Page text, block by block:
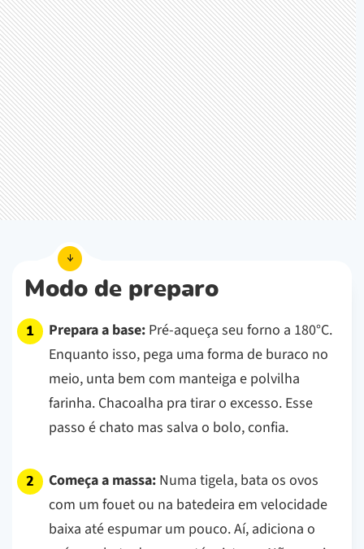
Modo de preparo
Prepara a base: Pré-aqueça seu forno a 180°C.
Enquanto isso, pega uma forma de buraco no
meio, unta bem com manteiga e polvilha
farinha. Chacoalha pra tirar o excesso. Esse
passo é chato mas salva o bolo, confia.
Começa a massa: Numa tigela, bata os ovos
com um fouet ou na batedeira em velocidade
baixa até espumar um pouco. Aí, adiciona o